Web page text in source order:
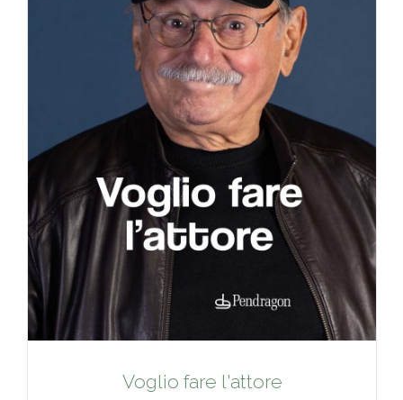
Voglio fare l'attore